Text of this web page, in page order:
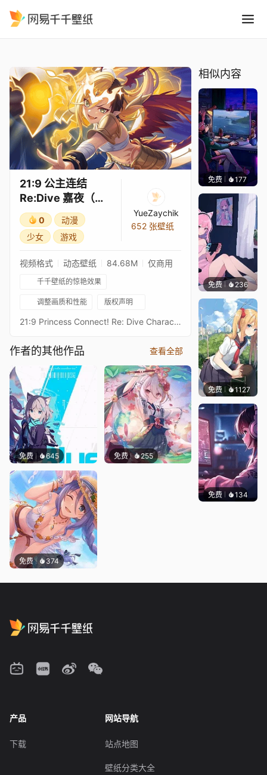
21:9 公主连结
Re:Dive 嘉夜（解
放者）3★
0
动漫
少女
游戏
YueZaychik
652 张壁纸
视频格式 动态壁纸 84.68M 仅商用
千千壁纸的惊艳效果
调整画质和性能 版权声明
21:9 Princess Connect! Re: Dive Character Live Wallpaperプリンセスコネクトリダイブ超异域公主连结！Re: DiveResolution: 21:9 3440*1440Overall Bit Rate: ≈40Mb/s ± 3Mb/s3★嘉夜 解放者3★カヤ（リベレイター） - KayaAfter Waifu2x upscaling + FFmpeg frame processing16:9 3584 x 2016 Resolution：https://steamcommunity.com/sharedfiles/filedetails/?id=2929391988Princess Connect! Re: Dive 16:9 Collections：https://steamcommunity.com/sharedfiles/filedetails/?id=2134024999Princess Connect! Re: Dive 21:9 Collections：https://steamcommunity.com/sharedfiles/filedetails/?id=2137377323
作者的其他作品 查看全部
免费 645 免费 255
免费 374
相似内容
免费 177
免费 236好看
免费 1127
免费 134
产品
下载
网站导航
站点地图
壁纸分类大全